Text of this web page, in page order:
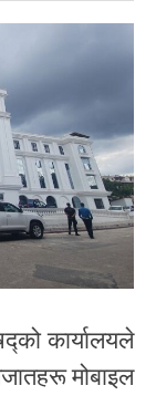
कार्यालयले
मोबाइल